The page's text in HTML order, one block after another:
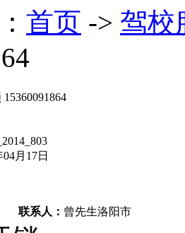
首页 -> 驾校
04月17日
联系人： 曾先生洛阳市